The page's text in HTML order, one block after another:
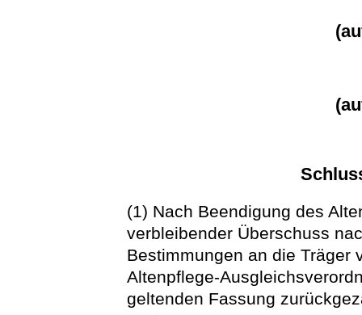
(1) Nach Beendigung des
verbleibender Überschuss
Bestimmungen an die Träger
Altenpflege-
geltenden Fassung